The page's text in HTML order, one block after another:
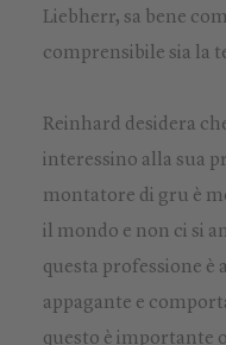
Liebherr, sa bene
comprensibile sia la
Reinhard desidera
interessino alla sua
montatore di gru è
il mondo e non ci si
questa professione
appagante e
questo è importante